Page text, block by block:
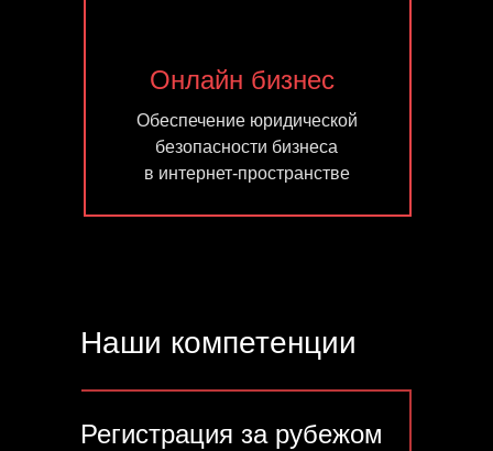
Онлайн бизнес
Обеспечение юридической
безопасности бизнеса
в интернет-пространстве
Наши компетенции
Регистрация за рубежом